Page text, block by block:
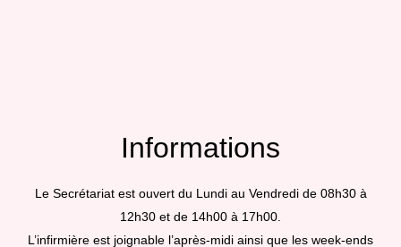
Informations
Le Secrétariat est ouvert du Lundi au Vendredi de 08h30 à
12h30 et de 14h00 à 17h00.
L’infirmière est joignable l’après-midi ainsi que les week-ends